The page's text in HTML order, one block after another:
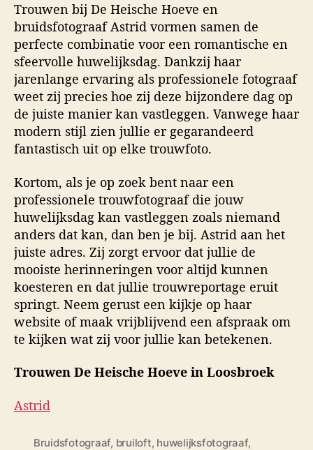
Trouwen bij De Heische Hoeve en
bruidsfotograaf Astrid vormen samen de
perfecte combinatie voor een romantische en
sfeervolle huwelijksdag. Dankzij haar
jarenlange ervaring als professionele fotograaf
weet zij precies hoe zij deze bijzondere dag op
de juiste manier kan vastleggen. Vanwege haar
modern stijl zien jullie er gegarandeerd
fantastisch uit op elke trouwfoto.
Kortom, als je op zoek bent naar een
professionele trouwfotograaf die jouw
huwelijksdag kan vastleggen zoals niemand
anders dat kan, dan ben je bij. Astrid aan het
juiste adres. Zij zorgt ervoor dat jullie de
mooiste herinneringen voor altijd kunnen
koesteren en dat jullie trouwreportage eruit
springt. Neem gerust een kijkje op haar
website of maak vrijblijvend een afspraak om
te kijken wat zij voor jullie kan betekenen.
Trouwen De Heische Hoeve in Loosbroek
Astrid
Bruidsfotograaf, bruiloft, huwelijksfotograaf,